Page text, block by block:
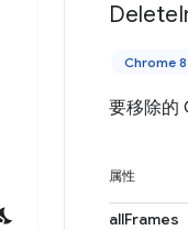
Delete
Chrome
要移除的
属性
allFrames